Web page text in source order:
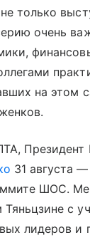
только
очень
на этом
Президент
31 августа —
ШОС.
с
лидеров и